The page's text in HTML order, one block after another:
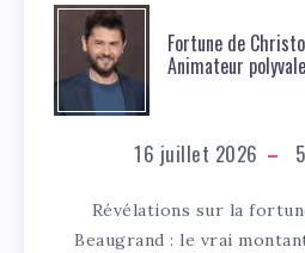
Fortune de
Animateur
16 juillet 2026 5
Révélations sur la
Beaugrand : le vrai